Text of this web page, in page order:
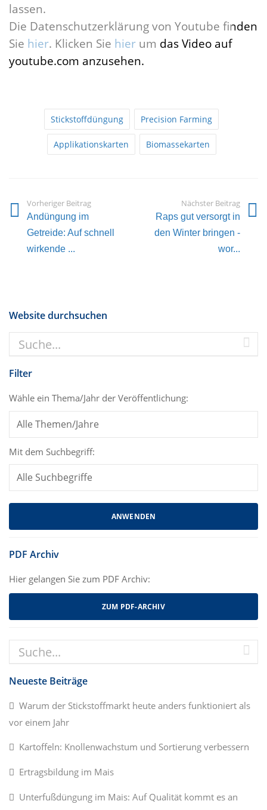
lassen.
Die Datenschutzerklärung von Youtube finden
Sie hier. Klicken Sie hier um das Video auf
youtube.com anzusehen.
Stickstoffdüngung Precision Farming
Applikationskarten Biomassekarten
Vorheriger Beitrag
Andüngung im
Getreide: Auf schnell
wirkende ...
Nächster Beitrag
Raps gut versorgt in
den Winter bringen -
wor...
Website durchsuchen
Filter
Wähle ein Thema/Jahr der Veröffentlichung:
Mit dem Suchbegriff:
PDF Archiv
Hier gelangen Sie zum PDF Archiv:
ZUM PDF-ARCHIV
Neueste Beiträge
Warum der Stickstoffmarkt heute anders funktioniert als
vor einem Jahr
Kartoffeln: Knollenwachstum und Sortierung verbessern
Ertragsbildung im Mais
Unterfußdüngung im Mais: Auf Qualität kommt es an